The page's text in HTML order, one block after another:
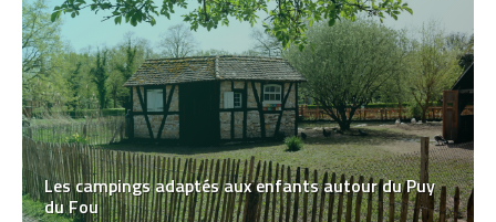
Les campings adaptés aux enfants autour du Puy
du Fou